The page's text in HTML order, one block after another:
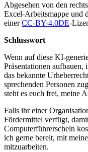
Abgesehen von den
Excel-Arbeitsmappe und
einerCC-BY-4.0DE-
Schlusswort
Wenn auf diese KI-
Präsentationen
das bekannte
sprechenden Personen
steht es euch frei, meine
Falls ihr einer
Fördermittel verfügt,
Computerführerschein
ich gerne bereit, mit
mitzuarbeiten.